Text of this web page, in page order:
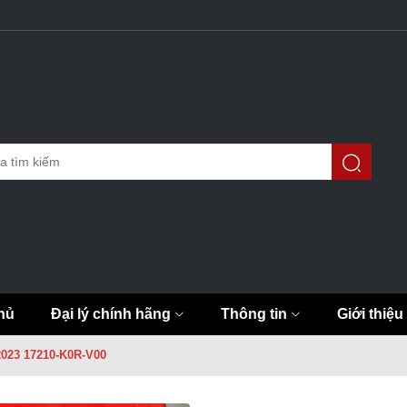
Đại lý chính hãng Thông tin Giới thiệu
17210-K0R-V00